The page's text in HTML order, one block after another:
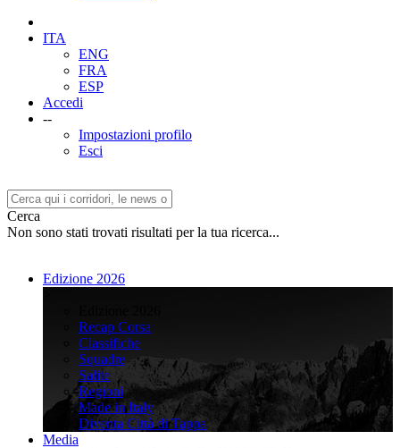
ITA
ENG
FRA
ESP
Accedi
--
Impostazioni profilo
Esci
Cerca
Non sono stati trovati risultati per la tua ricerca...
Edizione 2026
Recap Corsa
Classifiche
Squadre
Salite
Regioni
Made in Italy
Diventa Città di Tappa
Media